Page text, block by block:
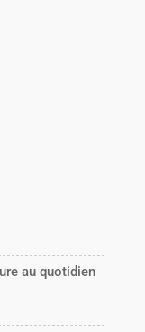
au quotidien